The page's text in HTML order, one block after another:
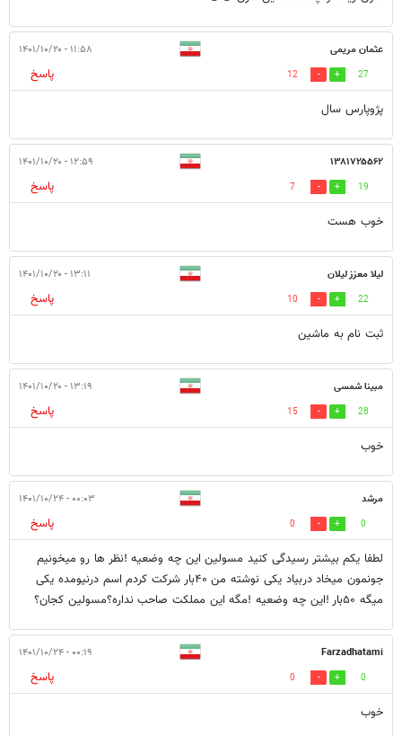
عثمان مریمی ۱۱:۵۸ - ۱۴۰۱/۱۰/۲۰
27
12
پاسخ
پژوپارس سال
۱۳۸۱۷۲۵۵۶۲ ۱۲:۵۹ - ۱۴۰۱/۱۰/۲۰
19
7
پاسخ
خوب هست
لیلا معزز ليلان ۱۳:۱۱ - ۱۴۰۱/۱۰/۲۰
22
10
پاسخ
ثبت نام به ماشين
مبینا شمسی ۱۳:۱۹ - ۱۴۰۱/۱۰/۲۰
28
15
پاسخ
خوب
مرشد ۰۰:۰۳ - ۱۴۰۱/۱۰/۲۴
0
0
پاسخ
لطفا یکم بیشتر رسیدگی کنید مسولین این چه وضعیه !نظر ها رو میخونیم
جونمون میخاد دربیاد یکی نوشته من ۴۰بار شرکت کردم اسم درنیومده یکی
میگه ۵۰بار !این چه وضعیه !مگه این مملکت صاحب نداره؟مسولین کجان؟
Farzadhatami ۰۰:۱۹ - ۱۴۰۱/۱۰/۲۴
0
0
پاسخ
خوب